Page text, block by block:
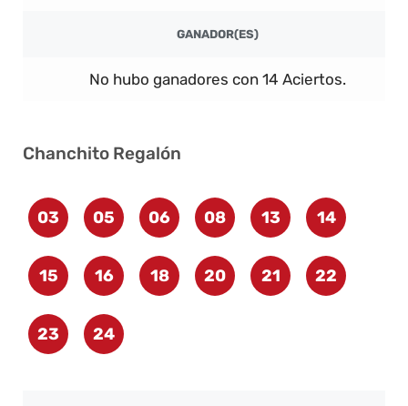
GANADOR(ES)
No hubo ganadores con 14 Aciertos.
Chanchito Regalón
03 05 06 08 13 14
15 16 18 20 21 22
23 24